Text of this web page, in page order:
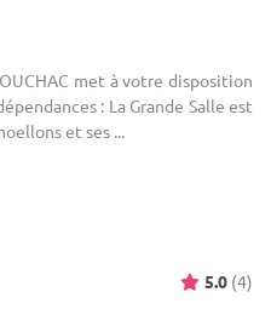
met à votre disposition
: La Grande Salle est
et ses ...
5.0 (4)